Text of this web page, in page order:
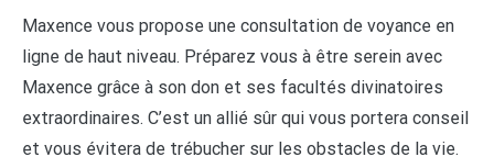
Maxence vous propose une consultation de voyance en
ligne de haut niveau. Préparez vous à être serein avec
Maxence grâce à son don et ses facultés divinatoires
extraordinaires. C’est un allié sûr qui vous portera conseil
et vous évitera de trébucher sur les obstacles de la vie.